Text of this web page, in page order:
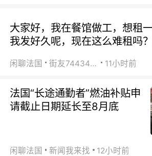
大家好，我在餐馆做工，想租
我发好久呢，现在这么难租吗
闲聊法国 街友74434350 11小时前
法国“长途通勤者”燃油补贴申
请截止日期延长至8月底
闲聊法国 新闻我来找 12小时前